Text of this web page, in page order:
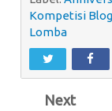
Kompetisi
Lomba
Next